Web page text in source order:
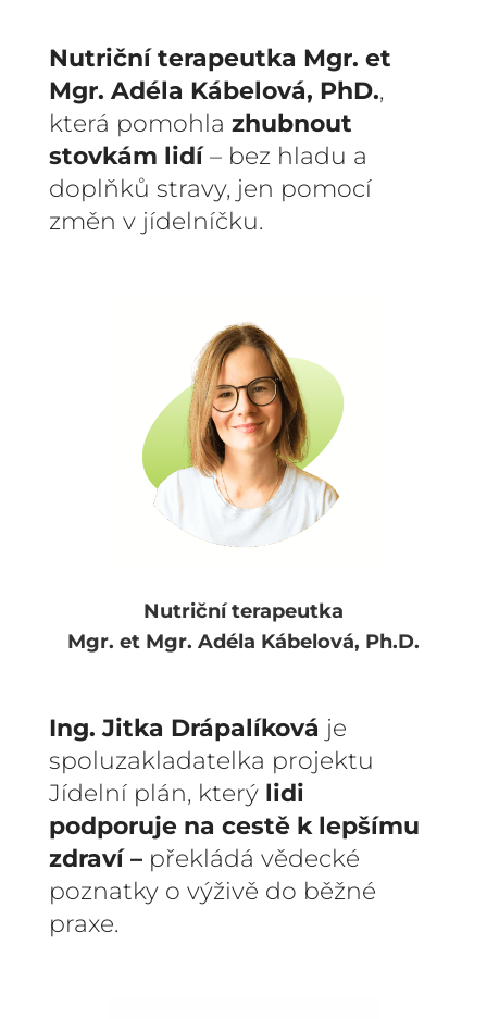
Nutriční terapeutka Mgr. et
Mgr. Adéla Kábelová, PhD.,
která pomohla zhubnout
stovkám lidí– bez hladu a
doplňků stravy, jen pomocí
změn v jídelníčku.
Nutriční terapeutka
Mgr. et Mgr. Adéla Kábelová, Ph.D.
Ing. Jitka Drápalíková je
spoluzakladatelka projektu
Jídelní plán, kterýlidi
podporuje na cestě k lepšímu
zdraví –překládá vědecké
poznatky o výživě do běžné
praxe.